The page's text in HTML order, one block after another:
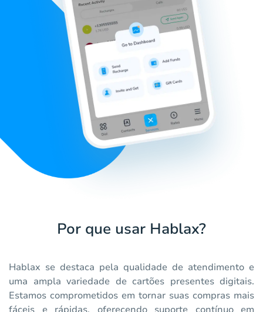
Por que usar Hablax?
Hablax se destaca pela qualidade de atendimento e
uma ampla variedade de cartões presentes digitais.
Estamos comprometidos em tornar suas compras mais